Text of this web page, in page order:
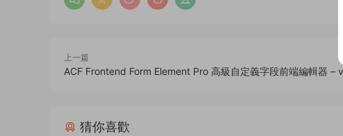
上一篇
ACF Frontend Form Element Pro 高級自定義字段前端編輯器 –
猜你喜歡